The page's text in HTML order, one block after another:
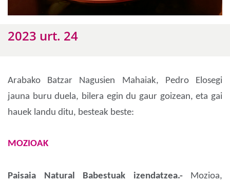
2023 urt. 24
Arabako Batzar Nagusien Mahaiak, Pedro Elosegi
jauna buru duela, bilera egin du gaur goizean, eta gai
hauek landu ditu, besteak beste:
MOZIOAK
Paisaia Natural Babestuak izendatzea.-
Mozioa,